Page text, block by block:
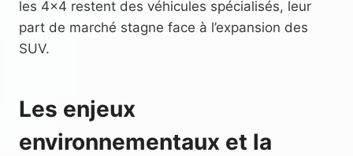
les 4×4 restent des véhicules spécialisés, leur
part de marché stagne face à l’expansion des
SUV.
Les enjeux
environnementaux et la